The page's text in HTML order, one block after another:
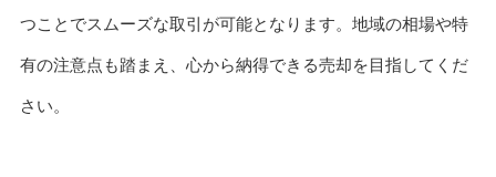
つことでスムーズな取引が可能となります。地域の相場や特
有の注意点も踏まえ、心から納得できる売却を目指してくだ
さい。